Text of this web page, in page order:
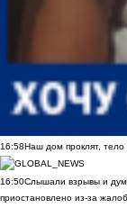
16:58Наш дом проклят, тело
16:50Слышали взрывы и
приостановлено из-за